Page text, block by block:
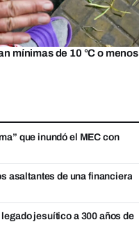
mínimas de 10 °C o menos
que inundó el MEC con
asaltantes de una financiera
jesuítico a 300 años de